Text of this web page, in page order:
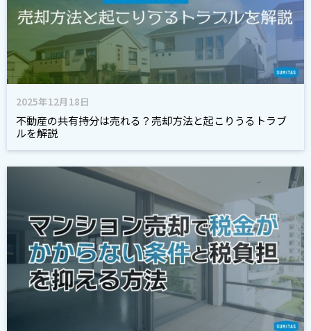
2025年12月18日
不動産の共有持分は売れる？売却方法と起こりうるトラブ
ルを解説